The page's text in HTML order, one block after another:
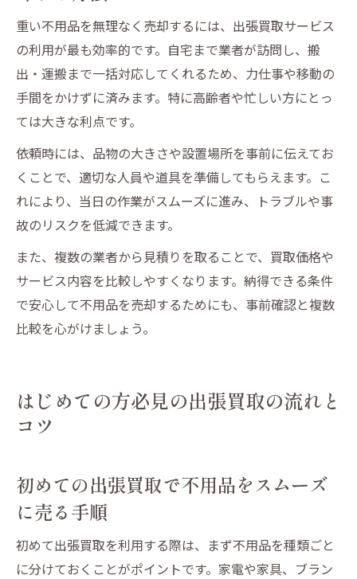
重い不用品を無理なく売却するには、出張買取サービス
の利用が最も効率的です。自宅まで業者が訪問し、搬
出・運搬まで一括対応してくれるため、力仕事や移動の
手間をかけずに済みます。特に高齢者や忙しい方にとっ
ては大きな利点です。
依頼時には、品物の大きさや設置場所を事前に伝えてお
くことで、適切な人員や道具を準備してもらえます。こ
れにより、当日の作業がスムーズに進み、トラブルや事
故のリスクを低減できます。
また、複数の業者から見積りを取ることで、買取価格や
サービス内容を比較しやすくなります。納得できる条件
で安心して不用品を売却するためにも、事前確認と複数
比較を心がけましょう。
はじめての方必見の出張買取の流れと
コツ
初めての出張買取で不用品をスムーズ
に売る手順
初めて出張買取を利用する際は、まず不用品を種類ごと
に分けておくことがポイントです。家電や家具、ブラン